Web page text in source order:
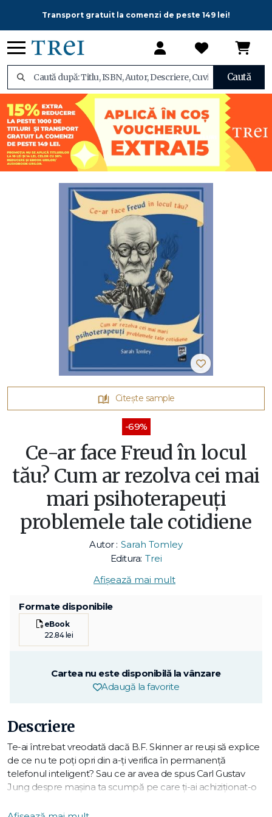
Transport gratuit la comenzi de peste 149 lei!
Caută
Citește sample
-69%
Ce-ar face Freud în locul
tău? Cum ar rezolva cei mai
mari psihoterapeuți
problemele tale cotidiene
Autor : Sarah Tomley
Editura: Trei
Afișează mai mult
Formate disponibile
eBook
22.84 lei
Cartea nu este disponibilă la vânzare
Adaugă la favorite
Descriere
Te-ai întrebat vreodată dacă B.F. Skinner ar reuși să explice
de ce nu te poți opri din a-ți verifica în permanență
telefonul inteligent? Sau ce ar avea de spus Carl Gustav
Jung despre mașina ta scumpă pe care ți-ai achiziționat-o
apelezi la Erich Fromm pentru a te ajuta în căutarea